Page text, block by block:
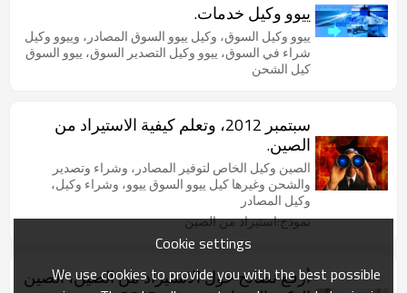
ييوو وكيل خدمات.
ييوو وكيل السوق، وكيل ييوو السوق المصادر، وييوو وكيل
شراء في السوق، ييوو وكيل التصدير السوق، ييوو السوق
كيل الشحن
سبتمبر 2012، وتعلم كيفية الاستيراد من
الصين.
الصين وكيل الخاص لتوفير المصادر، وشراء وتصدير
والشحن وغيرها كيل ييوو السوق ييوو، وشراء وكيل،
وكيل المصادر
نموذج:استيراد من الصين
أرفع نصائح حول الاستيراد من الصين، الصين
Cookie settings
We use cookies to provide you with the best possible